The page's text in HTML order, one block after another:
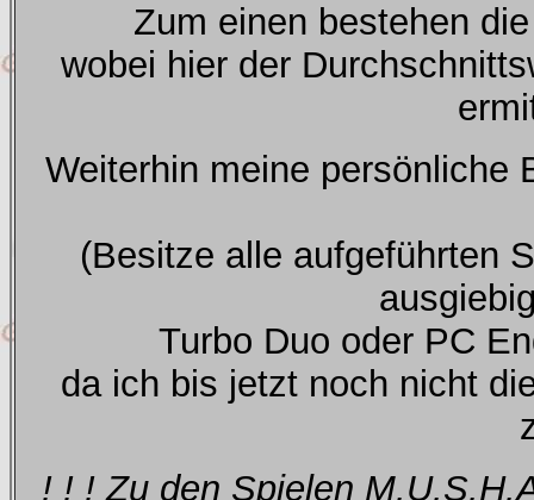
Zum einen bestehen
wobei hier der
Weiterhin meine persönliche
(Besitze alle aufgeführten
Turbo Duo oder PC
da ich bis jetzt noch nicht
! ! ! Zu den Spielen